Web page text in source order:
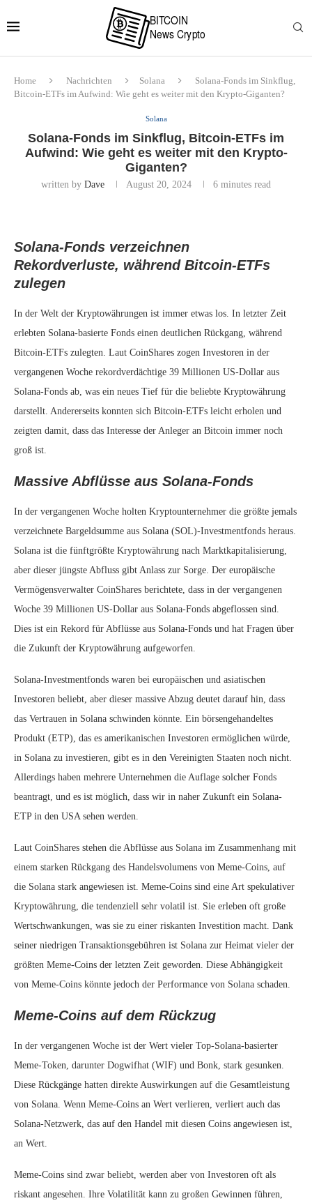
Home Nachrichten Solana
Solana-Fonds im Sinkflug,
Bitcoin-ETFs im Aufwind: Wie geht es weiter mit den Krypto-Giganten?
Solana
Solana-Fonds im Sinkflug, Bitcoin-ETFs im
Aufwind: Wie geht es weiter mit den Krypto-
Giganten?
written by Dave August 20, 2024 6 minutes read
Solana-Fonds verzeichnen
Rekordverluste, während Bitcoin-ETFs
zulegen
In der Welt der Kryptowährungen ist immer etwas los. In letzter Zeit
erlebten Solana-basierte Fonds einen deutlichen Rückgang, während
Bitcoin-ETFs zulegten. Laut CoinShares zogen Investoren in der
vergangenen Woche rekordverdächtige 39 Millionen US-Dollar aus
Solana-Fonds ab, was ein neues Tief für die beliebte Kryptowährung
darstellt. Andererseits konnten sich Bitcoin-ETFs leicht erholen und
zeigten damit, dass das Interesse der Anleger an Bitcoin immer noch
groß ist.
Massive Abflüsse aus Solana-Fonds
In der vergangenen Woche holten Kryptounternehmer die größte jemals
verzeichnete Bargeldsumme aus Solana (SOL)-Investmentfonds heraus.
Solana ist die fünftgrößte Kryptowährung nach Marktkapitalisierung,
aber dieser jüngste Abfluss gibt Anlass zur Sorge. Der europäische
Vermögensverwalter CoinShares berichtete, dass in der vergangenen
Woche 39 Millionen US-Dollar aus Solana-Fonds abgeflossen sind.
Dies ist ein Rekord für Abflüsse aus Solana-Fonds und hat Fragen über
die Zukunft der Kryptowährung aufgeworfen.
Solana-Investmentfonds waren bei europäischen und asiatischen
Investoren beliebt, aber dieser massive Abzug deutet darauf hin, dass
das Vertrauen in Solana schwinden könnte. Ein börsengehandeltes
Produkt (ETP), das es amerikanischen Investoren ermöglichen würde,
in Solana zu investieren, gibt es in den Vereinigten Staaten noch nicht.
Allerdings haben mehrere Unternehmen die Auflage solcher Fonds
beantragt, und es ist möglich, dass wir in naher Zukunft ein Solana-
ETP in den USA sehen werden.
Laut CoinShares stehen die Abflüsse aus Solana im Zusammenhang mit
einem starken Rückgang des Handelsvolumens von Meme-Coins, auf
die Solana stark angewiesen ist. Meme-Coins sind eine Art spekulativer
Kryptowährung, die tendenziell sehr volatil ist. Sie erleben oft große
Wertschwankungen, was sie zu einer riskanten Investition macht. Dank
seiner niedrigen Transaktionsgebühren ist Solana zur Heimat vieler der
größten Meme-Coins der letzten Zeit geworden. Diese Abhängigkeit
von Meme-Coins könnte jedoch der Performance von Solana schaden.
Meme-Coins auf dem Rückzug
In der vergangenen Woche ist der Wert vieler Top-Solana-basierter
Meme-Token, darunter Dogwifhat (WIF) und Bonk, stark gesunken.
Diese Rückgänge hatten direkte Auswirkungen auf die Gesamtleistung
von Solana. Wenn Meme-Coins an Wert verlieren, verliert auch das
Solana-Netzwerk, das auf den Handel mit diesen Coins angewiesen ist,
an Wert.
Meme-Coins sind zwar beliebt, werden aber von Investoren oft als
riskant angesehen. Ihre Volatilität kann zu großen Gewinnen führen,